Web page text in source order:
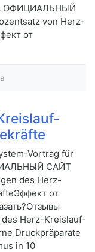
ОФИЦИАЛЬНЫЙ
von Herz-
от
Vortrag für
САЙТ
des Herz-
от
des Herz-Kreislauf-
Druckpräparate
in 10